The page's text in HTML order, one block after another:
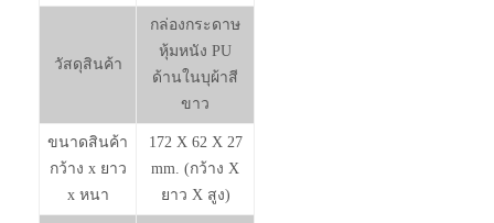
วัสดุสินค้า
กล่องกระดาษ
หุ้มหนัง PU
ด้านในบุผ้าสี
ขาว
ขนาดสินค้า
กว้าง x ยาว
x หนา
172 X 62 X 27
mm. (กว้าง X
ยาว X สูง)